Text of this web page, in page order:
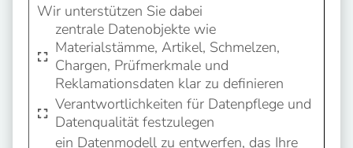
Wir unterstützen Sie dabei
zentrale Datenobjekte wie
Materialstämme, Artikel, Schmelzen,
Chargen, Prüfmerkmale und
Reklamationsdaten klar zu definieren
Verantwortlichkeiten für Datenpflege und
Datenqualität festzulegen
ein Datenmodell zu entwerfen, das Ihre